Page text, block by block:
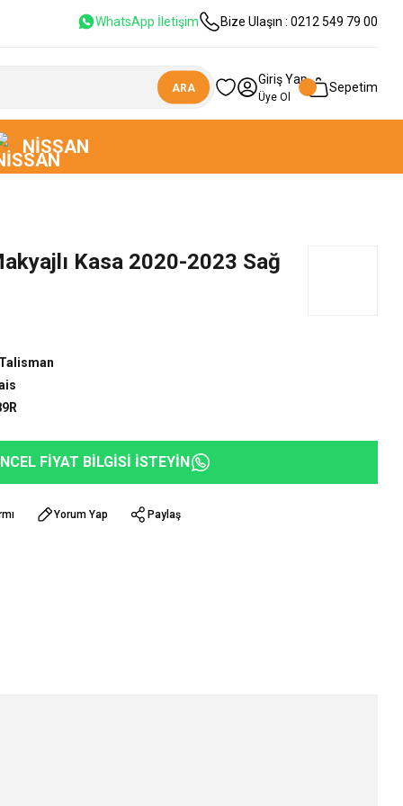
WhatsApp İletişim Bize Ulaşın : 0212 549 79 00
ARA
Giriş Yap
Üye Ol
Sepetim
NISSAN
Kasa 2020-2023 Sağ
FİYAT BİLGİSİ İSTEYİN
Yorum Yap Paylaş